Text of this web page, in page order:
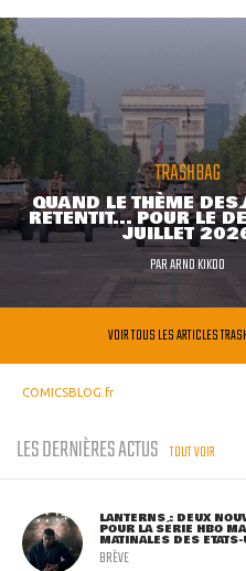
TRASHBAG
QUAND LE THÈME DES
RETENTIT... POUR LE
JUILLET
PARARNO KIKOO
VOIR TOUS LES ARTICLES
COMICSBLOG.fr
LES DERNIÈRES ACTUS TOUT VOIR
LANTERNS : DEUX
POUR LA SÉRIE HBO
MATINALES DES
BRÈVE